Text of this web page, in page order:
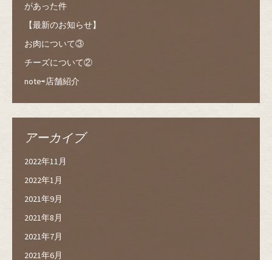
があった件
【最新のお知らせ】
お肉について③
チーズについて②
note⇨店舗紹介
アーカイブ
2022年11月
2022年1月
2021年9月
2021年8月
2021年7月
2021年6月